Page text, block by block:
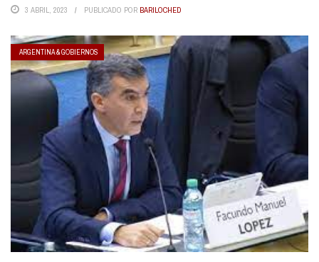
3 ABRIL, 2023 PUBLICADO POR BARILOCHED
ARGENTINA & GOBIERNOS